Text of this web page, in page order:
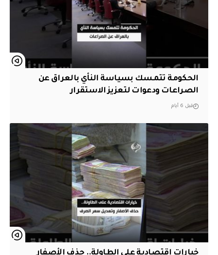
الحكومة تتمسك بسياسة النأي بالعراق عن
الصراعات ودعوات لتعزيز الاستقرار
قبل 6 أيام
خيارات اقتصادية على الطاولة.. حذف الأصفار